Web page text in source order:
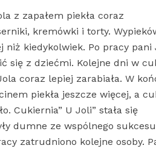
z zapałem piekła coraz
kremówki i torty.
niż kiedykolwiek. Po pracy pani
się z dziećmi. Kolejne dni w
coraz lepiej zarabiała. W
piekła jeszcze więcej, a
Cukiernia” U Joli” stała się
dumne ze wspólnego
zatrudniono kolejne osoby.